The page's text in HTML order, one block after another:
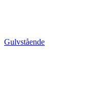
Gulvstående